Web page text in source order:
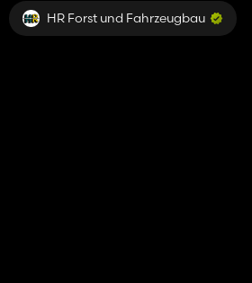
HR Forst und Fahrzeugbau